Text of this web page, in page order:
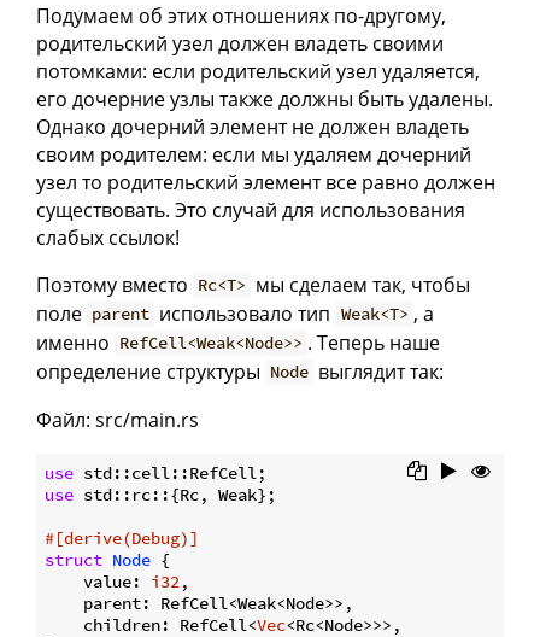
Подумаем об этих отношениях по-другому,
родительский узел должен владеть своими
потомками: если родительский узел удаляется,
его дочерние узлы также должны быть удалены.
Однако дочерний элемент не должен владеть
своим родителем: если мы удаляем дочерний
узел то родительский элемент все равно должен
существовать. Это случай для использования
слабых ссылок!
Поэтому вместо Rc<T> мы сделаем так, чтобы
поле parent использовало тип Weak<T> , а
именно RefCell<Weak<Node>> . Теперь наше
определение структуры Node выглядит так:
Файл: src/main.rs
use
use std::rc::{Rc, Weak};
#[derive(Debug)]
struct Node {
    value:
i32,
    parent: RefCell<Weak<Node>>,
    children: RefCell<
Vec<Rc<Node>>>,